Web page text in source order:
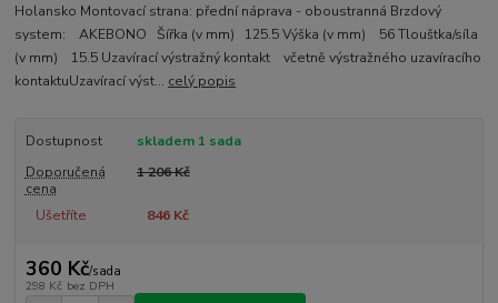
Holansko Montovací strana: přední náprava - oboustranná Brzdový
system: AKEBONO Šířka (v mm) 125.5 Výška (v mm) 56 Tlouštka/síla
(v mm) 15.5 Uzavírací výstražný kontakt včetně výstražného uzavíracího
kontaktuUzavírací výst... celý popis
Dostupnost
skladem 1 sada
Doporučená
cena
1 206 Kč
Ušetříte 846 Kč
360 Kč/sada
298 Kč bez DPH